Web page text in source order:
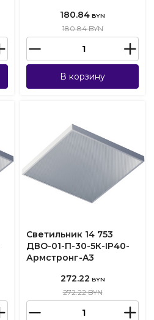
180.84 BYN
180.84 BYN
В корзину
Светильник 14 753
ДВО-01-П-30-5К-IP40-
Армстронг-A3
272.22 BYN
272.22 BYN